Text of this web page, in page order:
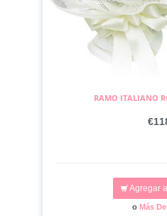
RAMO ITALIANO
Agregar
o Más